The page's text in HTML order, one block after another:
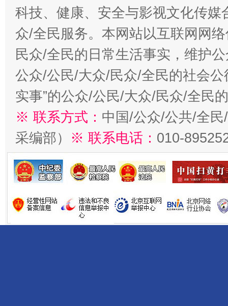
科技、健康、安全与影视文化传
众/全民服务。本网站以互联网网
民众/全民的日常生活事实，维护
公众/公民/大众/民众/全民的社会公
实事”的公众/公民/大众/民众/全民
※ 联系方式： 中国/公众/公共/全
采编部） ※ 联系电话： 010-